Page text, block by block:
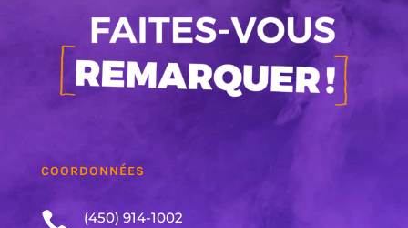
COORDONNÉES
 (450) 914-1002